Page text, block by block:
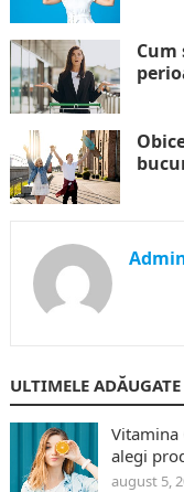
ULTIMELE ADĂUGATE
Vitamina
alegi
august 5,